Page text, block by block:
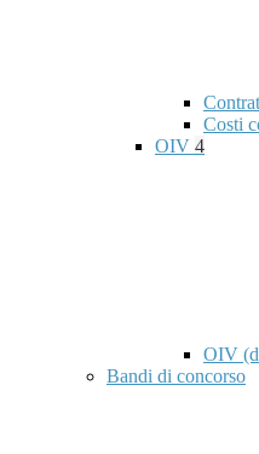
Costi
OIV 4
OIV
Bandi di concorso